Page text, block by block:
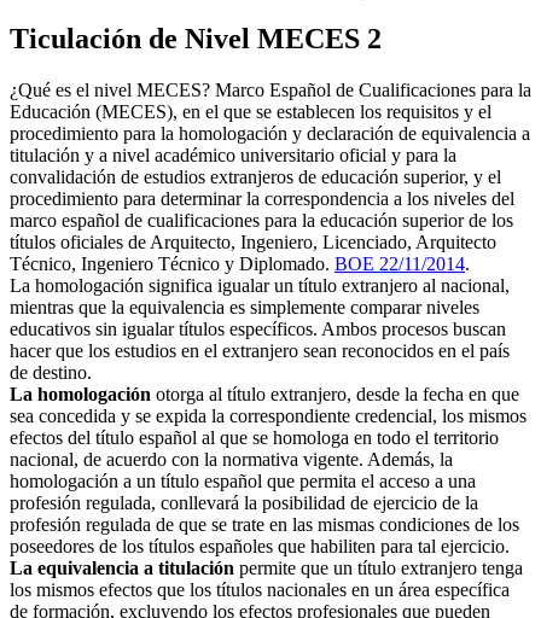
Ticulación de Nivel MECES 2
¿Qué es el nivel MECES? Marco Español de Cualificaciones para la
Educación (MECES), en el que se establecen los requisitos y el
procedimiento para la homologación y declaración de equivalencia a
titulación y a nivel académico universitario oficial y para la
convalidación de estudios extranjeros de educación superior, y el
procedimiento para determinar la correspondencia a los niveles del
marco español de cualificaciones para la educación superior de los
títulos oficiales de Arquitecto, Ingeniero, Licenciado, Arquitecto
Técnico, Ingeniero Técnico y Diplomado. BOE 22/11/2014.
La homologación significa igualar un título extranjero al nacional,
mientras que la equivalencia es simplemente comparar niveles
educativos sin igualar títulos específicos. Ambos procesos buscan
hacer que los estudios en el extranjero sean reconocidos en el país
de destino.
La homologación otorga al título extranjero, desde la fecha en que
sea concedida y se expida la correspondiente credencial, los mismos
efectos del título español al que se homologa en todo el territorio
nacional, de acuerdo con la normativa vigente. Además, la
homologación a un título español que permita el acceso a una
profesión regulada, conllevará la posibilidad de ejercicio de la
profesión regulada de que se trate en las mismas condiciones de los
poseedores de los títulos españoles que habiliten para tal ejercicio.
La equivalencia a titulación permite que un título extranjero tenga
los mismos efectos que los títulos nacionales en un área específica
de formación, excluyendo los efectos profesionales que pueden